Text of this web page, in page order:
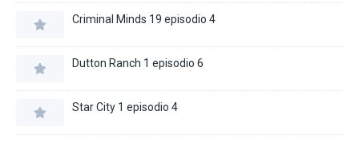
Criminal Minds 19 episodio 4
Dutton Ranch 1 episodio 6
Star City 1 episodio 4